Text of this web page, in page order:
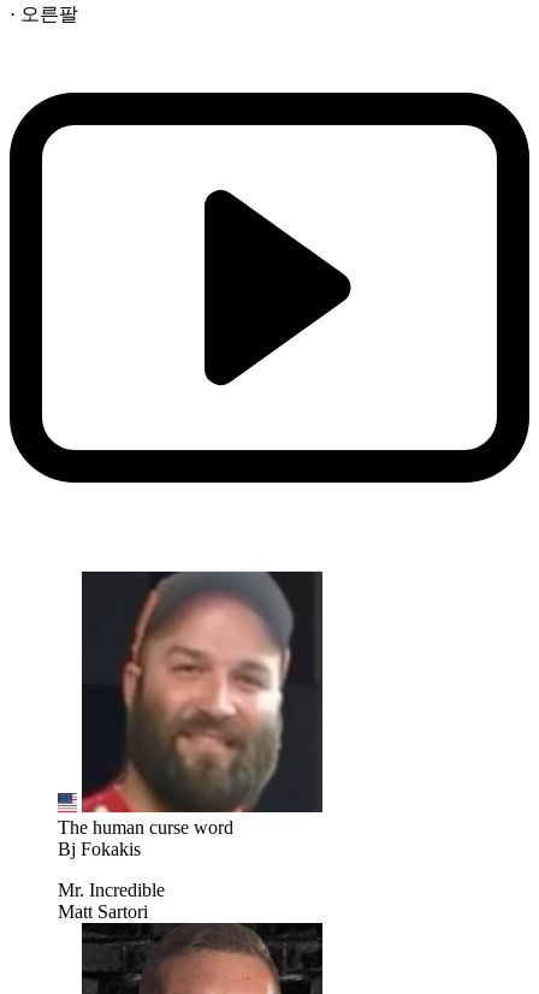
· 오른팔
The human curse word
Bj Fokakis
Mr. Incredible
Matt Sartori